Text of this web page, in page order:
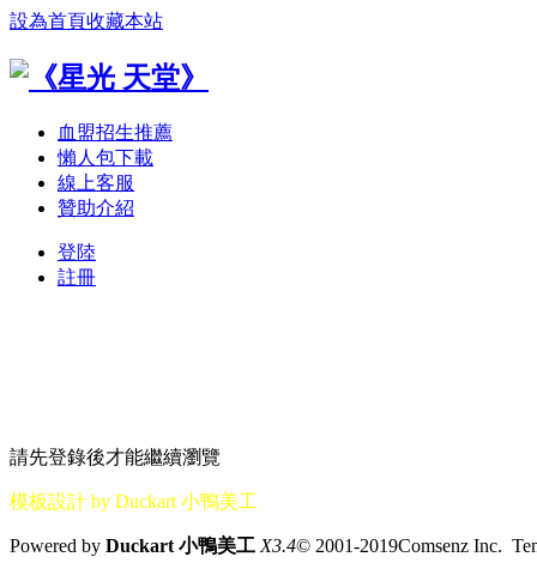
設為首頁收藏本站
血盟招生推薦
懶人包下載
線上客服
贊助介紹
登陸
註冊
請先登錄後才能繼續瀏覽
模板設計 by Duckart 小鴨美工
Powered by Duckart 小鴨美工 X3.4© 2001-2019Comsenz Inc.